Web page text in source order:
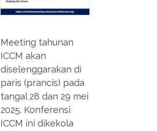
Meeting tahunan
ICCM akan
diselenggarakan di
paris (prancis) pada
tangal 28 dan 29 mei
2025. Konferensi
ICCM ini dikekola